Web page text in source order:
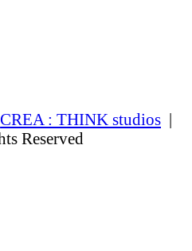
CREA : THINK studios |
Reserved